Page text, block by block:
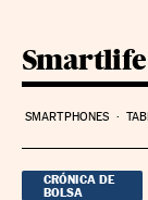
Smartlife
SMARTPHONES
CRÓNICA DE
BOLSA